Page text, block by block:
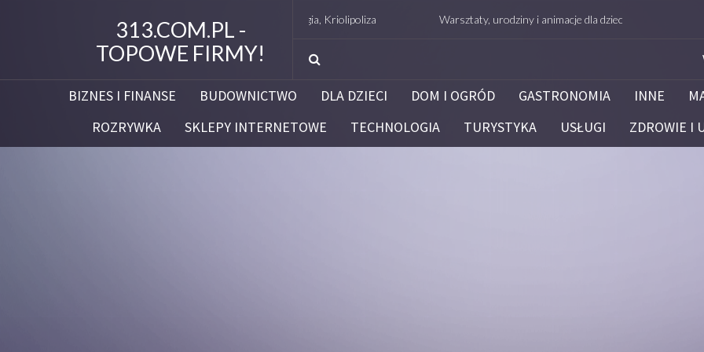
313.COM.PL -
TOPOWE FIRMY!
Studio Figura Białystok – Endermologia, Kriolipoliza Warsztaty, urodziny i animacje dla dzieci – Białystok –
BIZNES I FINANSE BUDOWNICTWO DLA DZIECI DOM I OGRÓD GASTRONOMIA INNE
ROZRYWKA
SKLEPY INTERNETOWE TECHNOLOGIA TURYSTYKA USŁUGI ZDROWIE I